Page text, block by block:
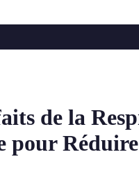
de la
pour